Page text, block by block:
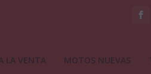
LA VENTA MOTOS NUEVAS